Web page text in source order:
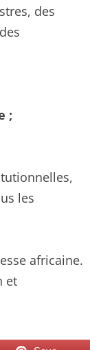
des
;
les
africaine.
et